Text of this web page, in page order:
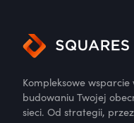
Kompleksowe wsparcie
budowaniu Twojej
sieci. Od strategii,